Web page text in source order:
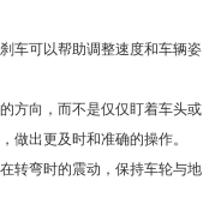
车可以帮助调整速度和车辆姿
方向，而不是仅仅盯着车头或
做出更及时和准确的操作。
转弯时的震动，保持车轮与地